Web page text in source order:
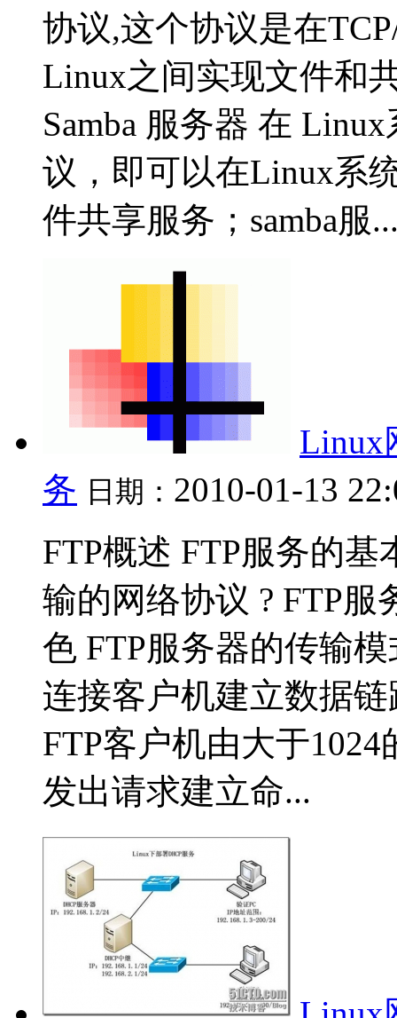
协议,这个协议是在
Linux之间实现文件和
Samba 服务器 在
议，即可以在Linux系
件共享服务；samba服
Linux
务 日期： 2010-01-13
FTP概述 FTP服务的基
输的网络协议 ? FTP
色 FTP服务器的传输
连接客户机建立数据
FTP客户机由大于
发出请求建立命...